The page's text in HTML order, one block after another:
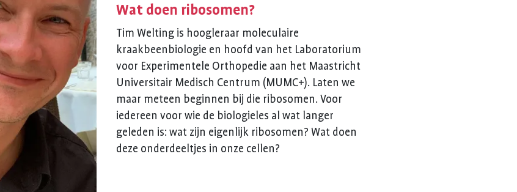
Wat doen ribosomen?
Tim Welting is hoogleraar moleculaire
kraakbeenbiologie en hoofd van het Laboratorium
voor Experimentele Orthopedie aan het Maastricht
Universitair Medisch Centrum (MUMC+). Laten we
maar meteen beginnen bij die ribosomen. Voor
iedereen voor wie de biologieles al wat langer
geleden is: wat zijn eigenlijk ribosomen? Wat doen
deze onderdeeltjes in onze cellen?